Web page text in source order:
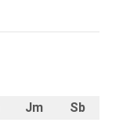
Jm
Sb